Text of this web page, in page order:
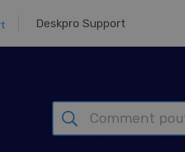
Deskpro Support